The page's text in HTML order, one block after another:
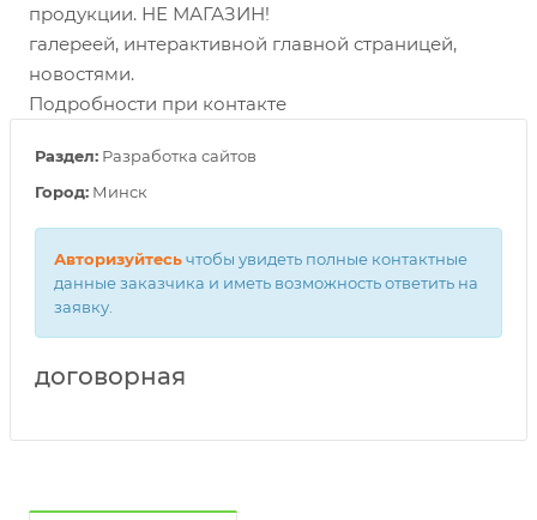
продукции. НЕ МАГАЗИН!
галереей, интерактивной главной страницей,
новостями.
Подробности при контакте
Раздел: Разработка сайтов
Город: Минск
Авторизуйтесьчтобы увидеть полные контактные
данные заказчика и иметь возможность ответить на
заявку.
договорная